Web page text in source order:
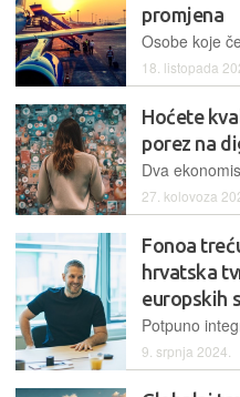
promjena
18. listopada
Hoćete
porez na
27. kolovoza
Fonoa
hrvatska
europskih
9. srpnja 2024.